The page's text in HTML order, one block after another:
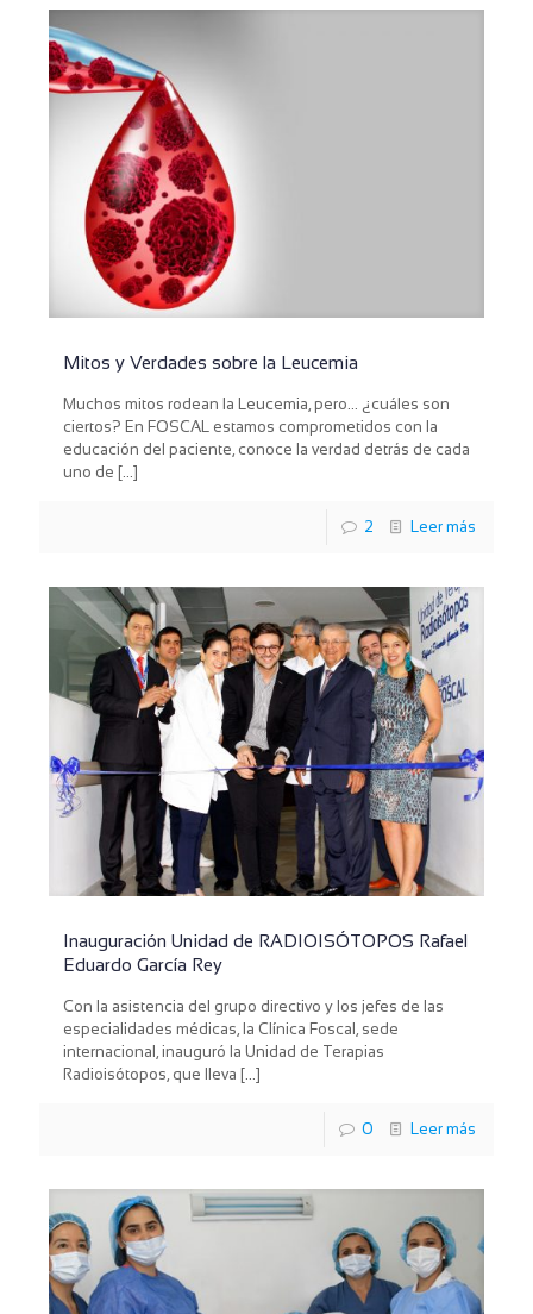
Mitos y Verdades sobre la Leucemia
Muchos mitos rodean la Leucemia, pero… ¿cuáles son
ciertos? En FOSCAL estamos comprometidos con la
educación del paciente, conoce la verdad detrás de cada
uno de […]
2 Leer más
Inauguración Unidad de RADIOISÓTOPOS Rafael
Eduardo García Rey
Con la asistencia del grupo directivo y los jefes de las
especialidades médicas, la Clínica Foscal, sede
internacional, inauguró la Unidad de Terapias
Radioisótopos, que lleva […]
0 Leer más